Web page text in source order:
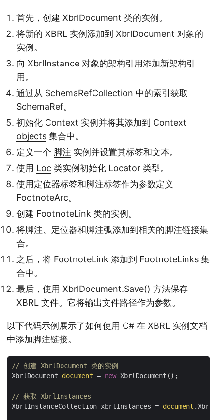
首先，创建 XbrlDocument 类的实例。
将新的 XBRL 实例添加到 XbrlDocument 对象的
实例。
向 XbrlInstance 对象的架构引用添加新架构引
用。
通过从 SchemaRefCollection 中的索引获取
SchemaRef。
初始化 Context 实例并将其添加到 Context
objects 集合中。
定义一个 脚注 实例并设置其标签和文本。
使用 Loc 类实例初始化 Locator 类型。
使用定位器标签和脚注标签作为参数定义
FootnoteArc。
创建 FootnoteLink 类的实例。
将脚注、定位器和脚注弧添加到相关的脚注链接集
合。
之后，将 FootnoteLink 添加到 FootnoteLinks 集
合中。
最后，使用 XbrlDocument.Save() 方法保存
XBRL 文件。它将输出文件路径作为参数。
以下代码示例展示了如何使用 C# 在 XBRL 实例文档
中添加脚注链接。
// 创建 XbrlDocument 类的实例
XbrlDocument document = new XbrlDocument();
// 获取 XbrlInstances
XbrlInstanceCollection xbrlInstances = document